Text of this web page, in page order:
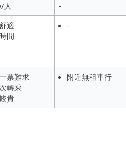
人 -
適
間
-
票難求
轉乘
貴
附近無租車行